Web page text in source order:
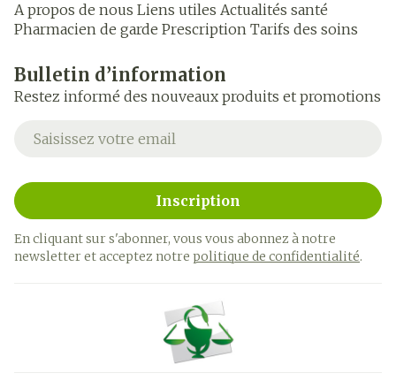
A propos de nous Liens utiles Actualités santé
Pharmacien de garde Prescription Tarifs des soins
Bulletin d’information
Restez informé des nouveaux produits et promotions
Adresse mail
Inscription
En cliquant sur s'abonner, vous vous abonnez à notre
newsletter et acceptez notre politique de confidentialité.